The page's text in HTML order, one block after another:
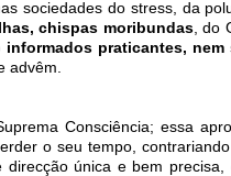
sociedades do stress, da
chispas moribundas, do
informados praticantes,
advêm.
Consciência; essa
o seu tempo,
única e bem